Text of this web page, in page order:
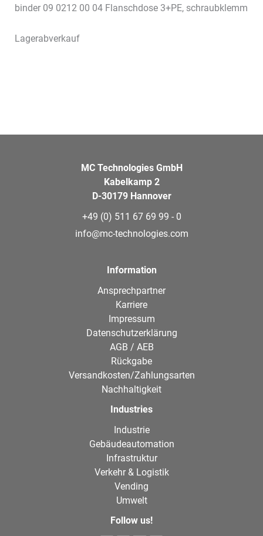
binder 09 0212 00 04 Flanschdose 3+PE, schraubklemm
Lagerabverkauf
MC Technologies GmbH
Kabelkamp 2
D-30179 Hannover
+49 (0) 511 67 69 99 - 0
info@mc-technologies.com
Information
Ansprechpartner
Karriere
Impressum
Datenschutzerklärung
AGB / AEB
Rückgabe
Versandkosten/Zahlungsarten
Nachhaltigkeit
Industries
Industrie
Gebäudeautomation
Infrastruktur
Verkehr & Logistik
Vending
Umwelt
Follow us!